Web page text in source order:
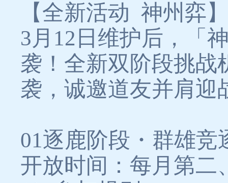
【全新活动 神州弈】
3月12日维护后，「
袭！全新双阶段挑战
袭，诚邀道友并肩迎
01逐鹿阶段・群雄竞
开放时间：每月第二